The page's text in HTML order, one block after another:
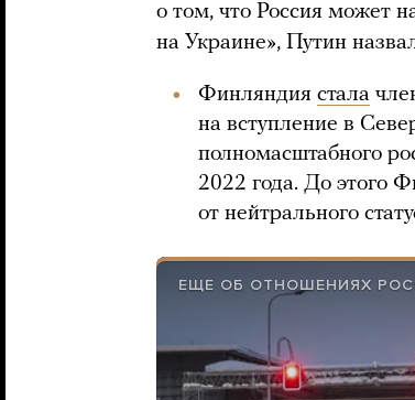
о том, что Россия может
на Украине», Путин
Финляндия стала
на вступление в
полномасштабного
2022 года. До этого
от нейтрального
ЕЩЕ ОБ ОТНОШЕНИЯХ